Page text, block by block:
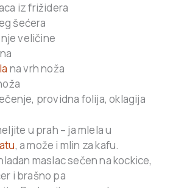
iz frižidera
šećera
veličine
na vrh noža
providna folija, oklagija
u prah – ja mlela u
, a može i mlin za kafu.
maslac sečen na kockice,
i brašno pa